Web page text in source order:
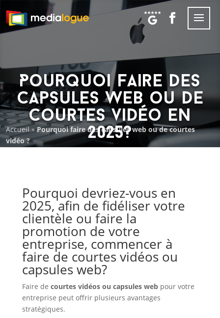
Pourquoi faire des
capsules web ou de
courtes vidéo en
2025?
Accueil»Pourquoi faire des capsules web ou de courtes
vidéo ?
Pourquoi devriez-vous en
2025, afin de fidéliser votre
clientèle ou faire la
promotion de votre
entreprise, commencer à
faire de courtes vidéos ou
capsules web?
Faire de courtes vidéos ou capsules webpour votre
entreprise peut offrir plusieurs avantages
stratégiques.